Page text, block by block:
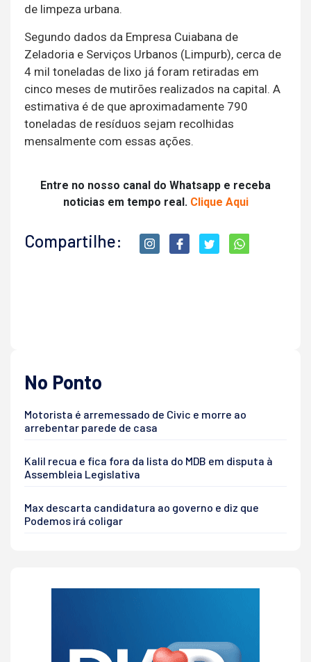
de limpeza urbana.
Segundo dados da Empresa Cuiabana de
Zeladoria e Serviços Urbanos (Limpurb), cerca de
4 mil toneladas de lixo já foram retiradas em
cinco meses de mutirões realizados na capital. A
estimativa é de que aproximadamente 790
toneladas de resíduos sejam recolhidas
mensalmente com essas ações.
Entre no nosso canal do Whatsapp e receba
noticias em tempo real. Clique Aqui
Compartilhe:
No Ponto
Motorista é arremessado de Civic e morre ao
arrebentar parede de casa
Kalil recua e fica fora da lista do MDB em disputa à
Assembleia Legislativa
Max descarta candidatura ao governo e diz que
Podemos irá coligar